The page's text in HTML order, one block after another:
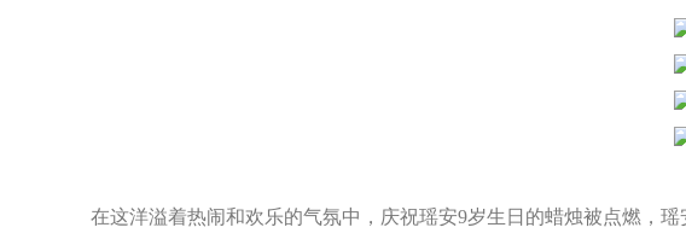
在这洋溢着热闹和欢乐的气氛中，庆祝瑶安9岁生日的蜡烛被点燃，